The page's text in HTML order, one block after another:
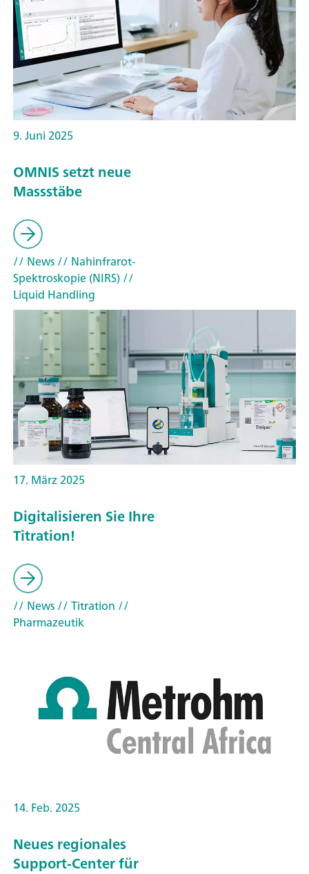
9. Juni 2025
OMNIS setzt neue
Massstäbe
// News// Nahinfrarot-
Spektroskopie (NIRS)//
Liquid Handling
17. März 2025
Digitalisieren Sie Ihre
Titration!
// News// Titration //
Pharmazeutik
14. Feb. 2025
Neues regionales
Support-Center für